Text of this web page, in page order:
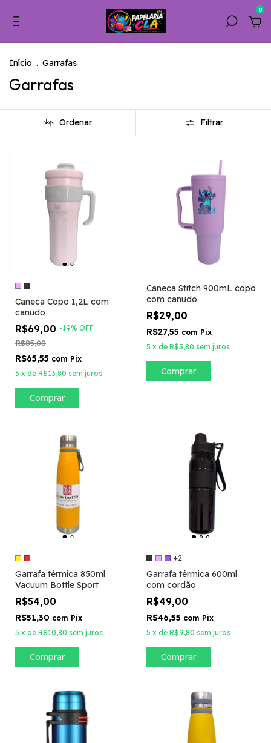
0
Início . Garrafas
Garrafas
Ordenar Filtrar
Caneca Copo 1,2L com
canudo
R$69,00 -19% OFF
R$85,00
R$65,55 com Pix
5 x de R$13,80 sem juros
Comprar
Caneca Stitch 900mL copo
com canudo
R$29,00
R$27,55 com Pix
5 x de R$5,80 sem juros
Garrafa térmica 850ml
Vacuum Bottle Sport
R$54,00
R$51,30 com Pix
5 x de R$10,80 sem juros
Comprar
+2
Garrafa térmica 600ml
com cordão
R$49,00
R$46,55 com Pix
5 x de R$9,80 sem juros
Comprar